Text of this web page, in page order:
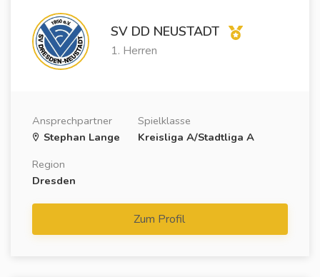
SV DD NEUSTADT
1. Herren
Ansprechpartner
Stephan Lange
Spielklasse
Kreisliga A/Stadtliga A
Region
Dresden
Zum Profil